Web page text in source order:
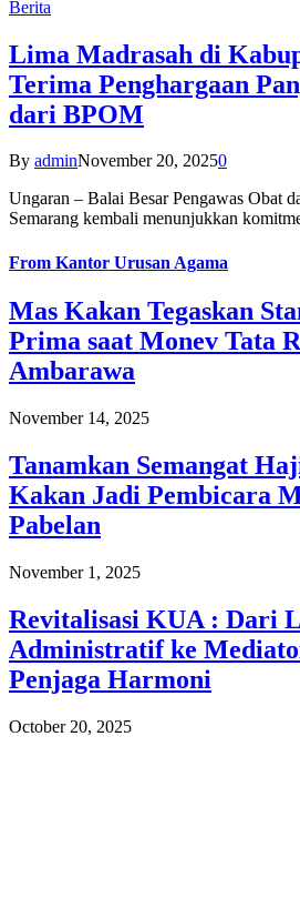
Berita
Lima Madrasah di
Terima Penghargaan
dari BPOM
By adminNovember 20, 20250
Ungaran – Balai Besar Pengawas Obat
Semarang kembali menunjukkan
From Kantor Urusan Agama
Mas Kakan Tegaskan
Prima saat Monev Tata
Ambarawa
November 14, 2025
Tanamkan Semangat
Kakan Jadi Pembicara
Pabelan
November 1, 2025
Revitalisasi KUA : Dari
Administratif ke
Penjaga Harmoni
October 20, 2025